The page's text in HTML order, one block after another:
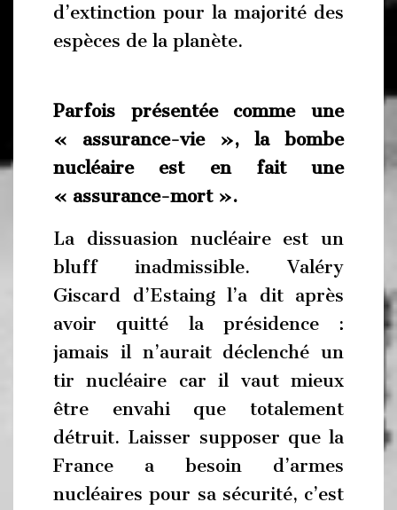
d’extinction pour la majorité des
espèces de la planète.
Parfois présentée comme une
« assurance-vie », la bombe
nucléaire est en fait une
« assurance-mort ».
La dissuasion nucléaire est un
bluff inadmissible. Valéry
Giscard d’Estaing l’a dit après
avoir quitté la présidence :
jamais il n’aurait déclenché un
tir nucléaire car il vaut mieux
être envahi que totalement
détruit. Laisser supposer que la
France a besoin d’armes
nucléaires pour sa sécurité, c’est